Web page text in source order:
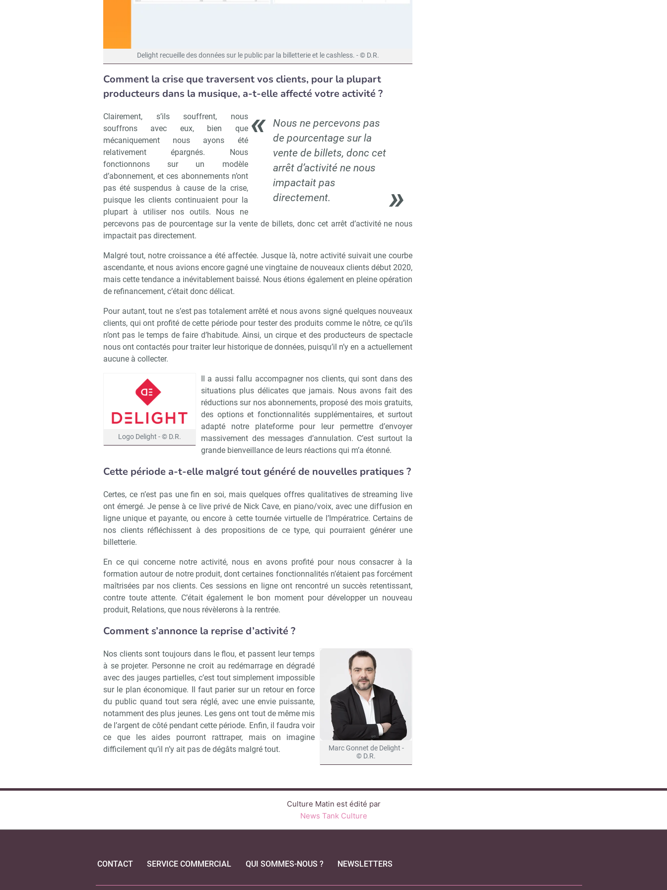
Delight recueille des données sur le public par la billetterie et le cashless. - © D.R.
Comment la crise que traversent vos clients, pour la plupart
producteurs dans la musique, a-t-elle affecté votre activité ?
Nous ne percevons pas
de pourcentage sur la
vente de billets, donc cet
arrêt d’activité ne nous
impactait pas
directement.
Clairement, s’ils souffrent, nous
souffrons avec eux, bien que
mécaniquement nous ayons été
relativement épargnés. Nous
fonctionnons sur un modèle
d’abonnement, et ces abonnements n’ont
pas été suspendus à cause de la crise,
puisque les clients continuaient pour la
plupart à utiliser nos outils. Nous ne
percevons pas de pourcentage sur la vente de billets, donc cet arrêt d’activité ne nous
impactait pas directement.
Malgré tout, notre croissance a été affectée. Jusque là, notre activité suivait une courbe
ascendante, et nous avions encore gagné une vingtaine de nouveaux clients début 2020,
mais cette tendance a inévitablement baissé. Nous étions également en pleine opération
de refinancement, c’était donc délicat.
Pour autant, tout ne s’est pas totalement arrêté et nous avons signé quelques nouveaux
clients, qui ont profité de cette période pour tester des produits comme le nôtre, ce qu’ils
n’ont pas le temps de faire d’habitude. Ainsi, un cirque et des producteurs de spectacle
nous ont contactés pour traiter leur historique de données, puisqu’il n’y en a actuellement
aucune à collecter.
Logo Delight - © D.R.
Il a aussi fallu accompagner nos clients, qui sont dans des
situations plus délicates que jamais. Nous avons fait des
réductions sur nos abonnements, proposé des mois gratuits,
des options et fonctionnalités supplémentaires, et surtout
adapté notre plateforme pour leur permettre d’envoyer
massivement des messages d’annulation. C’est surtout la
grande bienveillance de leurs réactions qui m’a étonné.
Cette période a-t-elle malgré tout généré de nouvelles pratiques ?
Certes, ce n’est pas une fin en soi, mais quelques offres qualitatives de streaming live
ont émergé. Je pense à ce live privé de Nick Cave, en piano/voix, avec une diffusion en
ligne unique et payante, ou encore à cette tournée virtuelle de l’Impératrice. Certains de
nos clients réfléchissent à des propositions de ce type, qui pourraient générer une
billetterie.
En ce qui concerne notre activité, nous en avons profité pour nous consacrer à la
formation autour de notre produit, dont certaines fonctionnalités n’étaient pas forcément
maîtrisées par nos clients. Ces sessions en ligne ont rencontré un succès retentissant,
contre toute attente. C’était également le bon moment pour développer un nouveau
produit, Relations, que nous révèlerons à la rentrée.
Comment s’annonce la reprise d’activité ?
Marc Gonnet de Delight -
© D.R.
Nos clients sont toujours dans le flou, et passent leur temps
à se projeter. Personne ne croit au redémarrage en dégradé
avec des jauges partielles, c’est tout simplement impossible
sur le plan économique. Il faut parier sur un retour en force
du public quand tout sera réglé, avec une envie puissante,
notamment des plus jeunes. Les gens ont tout de même mis
de l’argent de côté pendant cette période. Enfin, il faudra voir
ce que les aides pourront rattraper, mais on imagine
difficilement qu’il n’y ait pas de dégâts malgré tout.
Culture Matin est édité par
News Tank Culture
CONTACT SERVICE COMMERCIAL QUI SOMMES-NOUS ? NEWSLETTERS